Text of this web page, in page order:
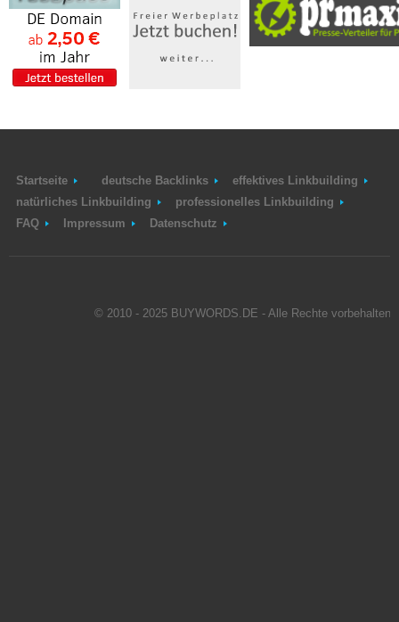
Startseite deutsche Backlinks
effektives Linkbuilding
natürliches Linkbuilding
professionelles Linkbuilding
FAQ
Impressum Datenschutz
© 2010 - 2025 BUYWORDS.DE - Alle Rechte vorbehalten